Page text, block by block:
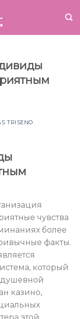
TRISENO
чувства
более
факты.
который
казино,